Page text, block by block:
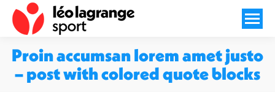
Proin accumsan lorem amet justo
– post with colored quote blocks